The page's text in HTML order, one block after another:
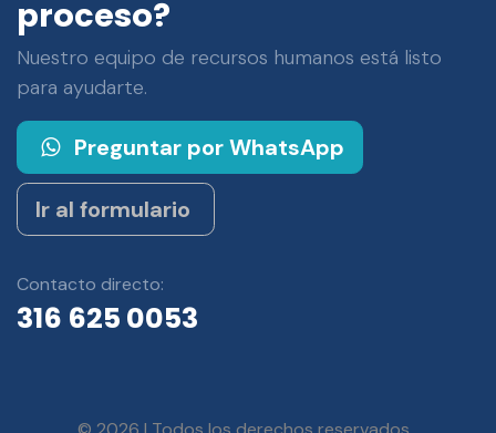
proceso?
Nuestro equipo de recursos humanos está listo
para ayudarte.
Preguntar por WhatsApp
Ir al formulario
Contacto directo:
316 625 0053